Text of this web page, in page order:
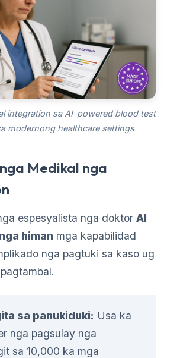
integration sa AI-powered blood test
modernong healthcare settings
Medikal nga
espesyalista nga doktor AI
himan mga kapabilidad
nga pagtuki sa kaso ug
sa panukiduki: Usa ka
nga pagsulay nga
sa 10,000 ka mga